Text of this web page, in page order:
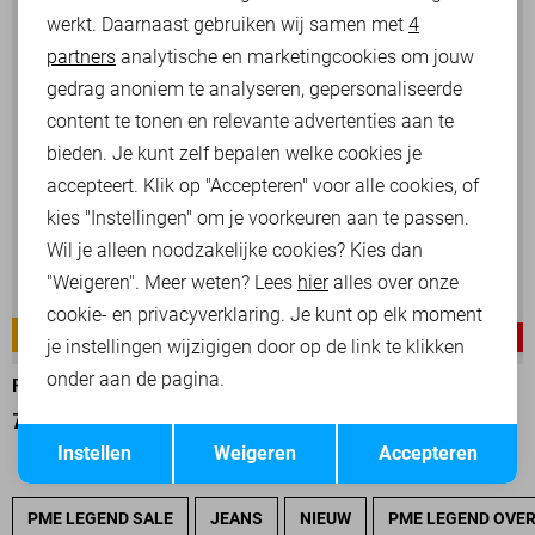
AMERICAN CLASSIC -30%
PME LEGEND BROEK
70,00 99,99
AMERICAN CLASSIC
75,00 99,99
PME LEGEND SALE JEANS NIEUW PME LEGEND
Analytische cookies
Marketing cookies
Opslaan
werkt. Daarnaast gebruiken wij samen met 4
partners analytische en marketingcookies om jouw
gedrag anoniem te analyseren, gepersonaliseerde
content te tonen en relevante advertenties aan te
bieden. Je kunt zelf bepalen welke cookies je
accepteert. Klik op "Accepteren" voor alle cookies, of
kies "Instellingen" om je voorkeuren aan te passen.
Wil je alleen noodzakelijke cookies? Kies dan
"Weigeren". Meer weten? Lees hieralles over onze
cookie- en privacyverklaring. Je kunt op elk moment
je instellingen wijzigigen door op de link te klikken
onder aan de pagina.
Accepteren
Weigeren
Instellen